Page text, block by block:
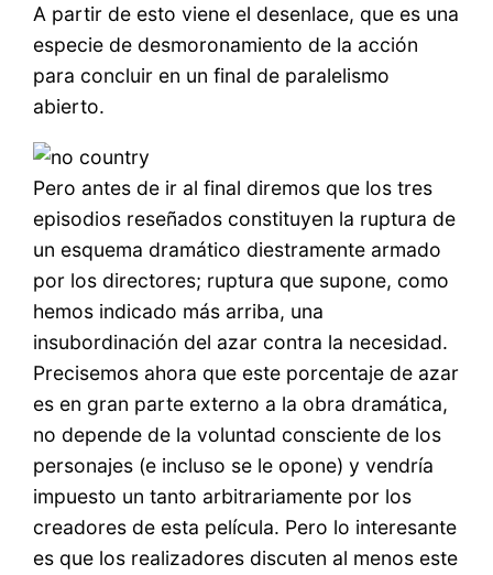
A partir de esto viene el desenlace, que es una
especie de desmoronamiento de la acción
para concluir en un final de paralelismo
abierto.
Pero antes de ir al final diremos que los tres
episodios reseñados constituyen la ruptura de
un esquema dramático diestramente armado
por los directores; ruptura que supone, como
hemos indicado más arriba, una
insubordinación del azar contra la necesidad.
Precisemos ahora que este porcentaje de azar
es en gran parte externo a la obra dramática,
no depende de la voluntad consciente de los
personajes (e incluso se le opone) y vendría
impuesto un tanto arbitrariamente por los
creadores de esta película. Pero lo interesante
es que los realizadores discuten al menos este